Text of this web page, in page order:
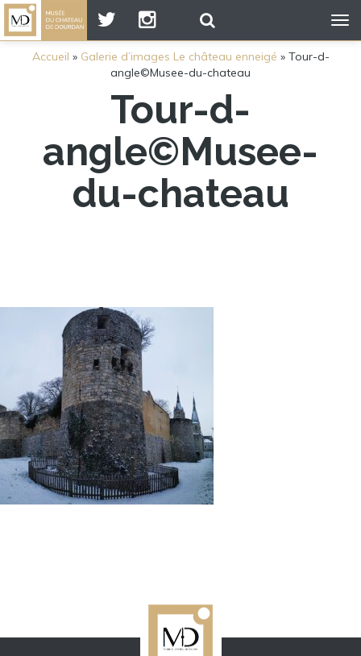
Accueil » Galerie d’images Le château enneigé » Tour-d-
angle©Musee-du-chateau
Tour-d-
angle©Musee-
du-chateau